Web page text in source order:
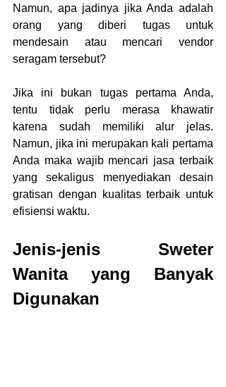
Namun, apa jadinya jika Anda adalah
orang yang diberi tugas untuk
mendesain atau mencari vendor
seragam tersebut?
Jika ini bukan tugas pertama Anda,
tentu tidak perlu merasa khawatir
karena sudah memiliki alur jelas.
Namun, jika ini merupakan kali pertama
Anda maka wajib mencari jasa terbaik
yang sekaligus menyediakan desain
gratisan dengan kualitas terbaik untuk
efisiensi waktu.
Jenis-jenis Sweter
Wanita yang Banyak
Digunakan